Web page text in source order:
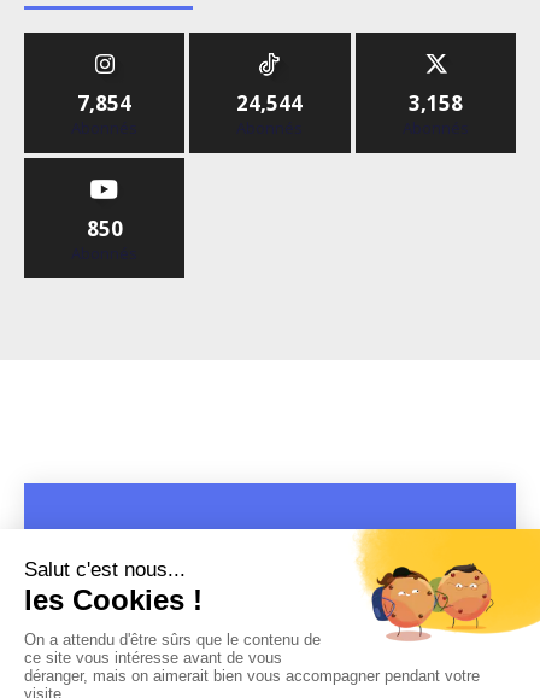
7,854
Abonnés
24,544
Abonnés
3,158
Abonnés
850
Abonnés